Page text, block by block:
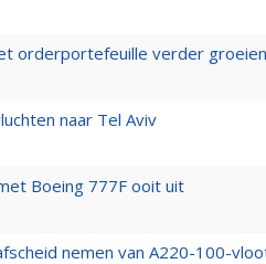
orderportefeuille verder groeien
naar Tel Aviv
Boeing 777F ooit uit
nemen van A220-100-